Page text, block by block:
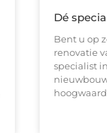
Dé
Bent u op
renovatie
specialist